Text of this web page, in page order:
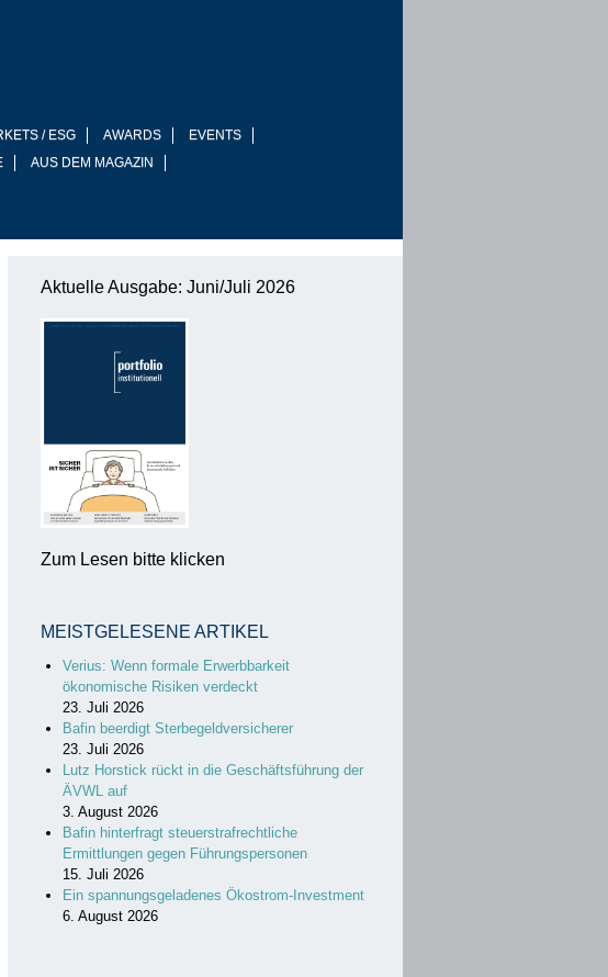
/ ESG AWARDS
EVENTS
AUS DEM MAGAZIN
Aktuelle Ausgabe: Juni/Juli 2026
Zum Lesen bitte klicken
MEISTGELESENE ARTIKEL
Verius: Wenn formale Erwerbbarkeit
ökonomische Risiken verdeckt
23. Juli 2026
Bafin beerdigt Sterbegeldversicherer
23. Juli 2026
Lutz Horstick rückt in die Geschäftsführung der
ÄVWL auf
3. August 2026
Bafin hinterfragt steuerstrafrechtliche
Ermittlungen gegen Führungspersonen
15. Juli 2026
Ein spannungsgeladenes Ökostrom-Investment
6. August 2026